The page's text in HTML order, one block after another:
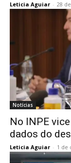
Leticia Aguiar - 28
Notícias
No INPE
dados do
Leticia Aguiar - 1 de